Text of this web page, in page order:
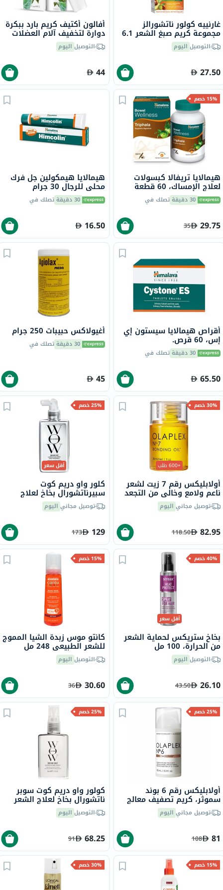
غارنييه كولور ناتشورالز
مجموعة كريم صبغ الشعر 6.1
- أشقر رمادي داكن
التوصيل اليوم
27.50
أفالون أكتيف كريم بارد ببكرة
دوارة لتخفيف آلام العضلات
والمفاصل 59 مل
التوصيل اليوم
44
15% خصم
هيمالايا تريفالا كبسولات
لعلاج الإمساك، 60 قطعة
30 دقيقة تصلك في
29.75
35
هيمالايا هيمكولين جل فرك
محلي للرجال 30 جرام
30 دقيقة تصلك في
16.50
أقراص هيمالايا سيستون إي
إس، 60 قرص.
30 دقيقة تصلك في
65.50
أغيولاكس حبيبات 250 جرام
30 دقيقة تصلك في
45
30% خصم
+600 طلب
أولابليكس رقم 7 زيت لشعر
ناعم ولامع وخالي من التجعد
30 ملتوصيل مجاني اليوم
82.95
118.50
25% خصم
أقل سعر
كلور واو دريم كوت
سبيرناتشورال بخاخ لعلاج
تجعد الشعر، 200 مل
توصيل مجاني اليوم
129
173
40% خصم
أقل سعر
بخاخ ستريكس لحماية الشعر
من الحرارة، 100 مل
التوصيل اليوم
26.10
43.50
15% خصم
كانتو موس زبدة الشيا المموج
للشعر الطبيعي 248 مل
التوصيل اليوم
30.60
36
25% خصم
أولابليكس رقم 6 بوند
سموثر، كريم تصفيف معالج
للشعر، يُترك على الشعر، 100
ملتوصيل مجاني اليوم
81
108
25% خصم
كولور واو دريم كوت سوبر
ناتشورال بخاخ لعلاج الشعر
ومضاد التجعد 50 مل
التوصيل اليوم
68.25
91
15% خصم 30% خصم